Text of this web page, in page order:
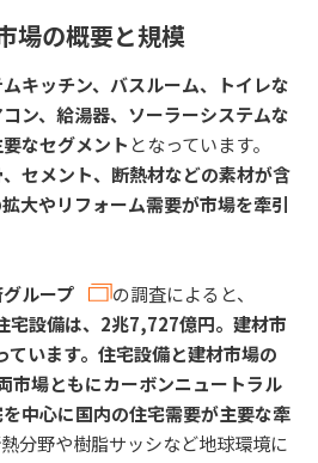
場の概要と規模
キッチン、バスルーム、トイレな
ン、給湯器、ソーラーシステムな
なセグメント となっています。
セメント、断熱材などの素材が含
大やリフォーム需要が市場を牽引
ループ
の調査によると、
宅設備は、2兆7,727億円。建材市
います。住宅設備と建材市場の
市場ともにカーボンニュートラル
中心に国内の住宅需要が主要な牽
分野や樹脂サッシなど地球環境に